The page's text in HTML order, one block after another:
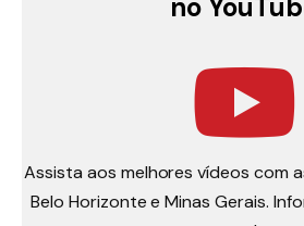
no
Assista aos melhores vídeos com
Belo Horizonte e Minas Gerais.